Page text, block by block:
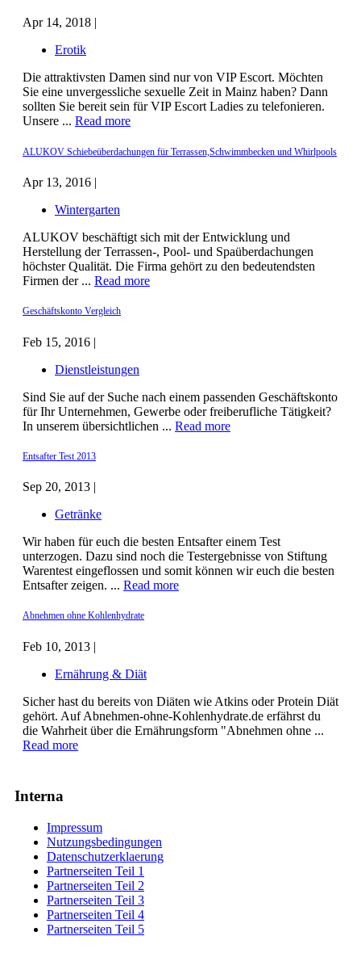
Apr 14, 2018 |
Erotik
Die attraktivsten Damen sind nur von VIP Escort. Möchten
Sie eine unvergessliche sexuelle Zeit in Mainz haben? Dann
sollten Sie bereit sein für VIP Escort Ladies zu telefonieren.
Unsere ... Read more
ALUKOV Schiebeüberdachungen für Terrassen,Schwimmbecken und Whirlpools
Apr 13, 2016 |
Wintergarten
ALUKOV beschäftigt sich mit der Entwicklung und
Herstellung der Terrassen-, Pool- und Spaüberdachungen
höchster Qualität. Die Firma gehört zu den bedeutendsten
Firmen der ... Read more
Geschäftskonto Vergleich
Feb 15, 2016 |
Dienstleistungen
Sind Sie auf der Suche nach einem passenden Geschäftskonto
für Ihr Unternehmen, Gewerbe oder freiberufliche Tätigkeit?
In unserem übersichtlichen ... Read more
Entsafter Test 2013
Sep 20, 2013 |
Getränke
Wir haben für euch die besten Entsafter einem Test
unterzogen. Dazu sind noch die Testergebnisse von Stiftung
Warentest eingeflossen und somit können wir euch die besten
Entsafter zeigen. ... Read more
Abnehmen ohne Kohlenhydrate
Feb 10, 2013 |
Ernährung & Diät
Sicher hast du bereits von Diäten wie Atkins oder Protein Diät
gehört. Auf Abnehmen-ohne-Kohlenhydrate.de erfährst du
die Wahrheit über die Ernährungsform "Abnehmen ohne ...
Read more
Interna
Impressum
Nutzungsbedingungen
Datenschutzerklaerung
Partnerseiten Teil 1
Partnerseiten Teil 2
Partnerseiten Teil 3
Partnerseiten Teil 4
Partnerseiten Teil 5